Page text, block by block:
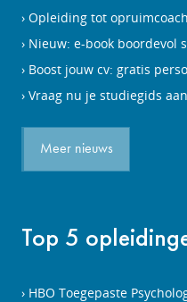
Opleiding tot
Nieuw: e-book boordevol
Boost jouw cv: gratis
Vraag nu je studiegids
Meer nieuws
Top 5
HBO Toegepaste